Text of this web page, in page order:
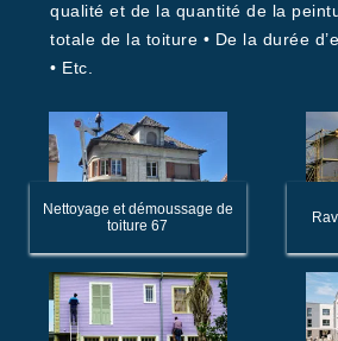
qualité et de la quantité de la
totale de la toiture • De la durée
• Etc.
Nettoyage et démoussage de
toiture 67